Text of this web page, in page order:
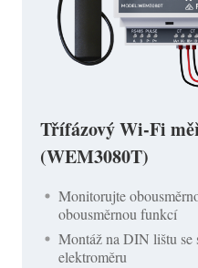
Třífázový Wi-Fi
(WEM3080T)
Monitorujte
obousměrnou funkcí
Montáž na DIN lištu se
elektroměru